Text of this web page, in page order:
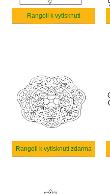
Rangoli k vytisknutí
Rangoli k vytisknutí zdarma